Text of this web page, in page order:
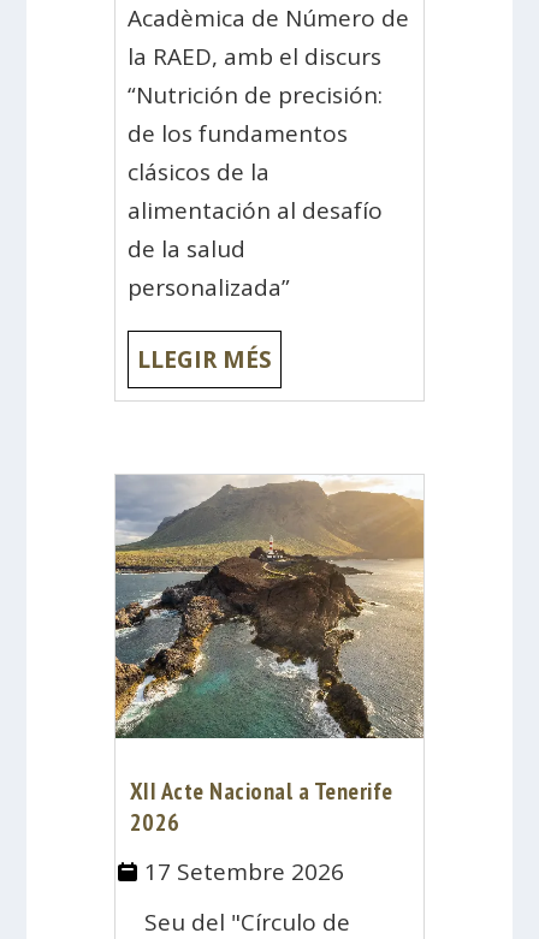
Acadèmica de Número de
la RAED, amb el discurs
“Nutrición de precisión:
de los fundamentos
clásicos de la
alimentación al desafío
de la salud
personalizada”
LLEGIR MÉS
XII Acte Nacional a Tenerife
2026
17 Setembre 2026
Seu del "Círculo de